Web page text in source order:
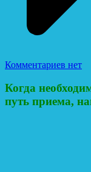
Комментариев нет
Когда
путь приема,